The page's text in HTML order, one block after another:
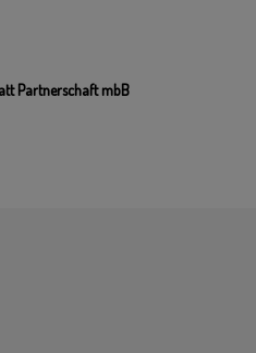
Partnerschaft mbB